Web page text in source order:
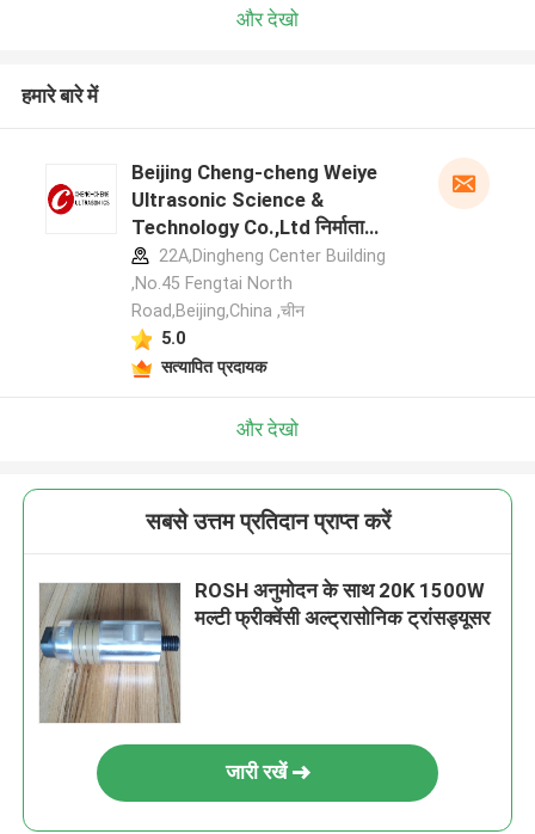
और देखो
हमारे बारे में
Beijing Cheng-cheng Weiye
Ultrasonic Science &
Technology Co.,Ltd निर्माता
प्रोफ़ाइल
22A,Dingheng Center Building
,No.45 Fengtai North
Road,Beijing,China ,चीन
5.0
सत्यापित प्रदायक
और देखो
सबसे उत्तम प्रतिदान प्राप्त करें
ROSH अनुमोदन के साथ 20K 1500W
मल्टी फ्रीक्वेंसी अल्ट्रासोनिक ट्रांसड्यूसर
जारी रखें